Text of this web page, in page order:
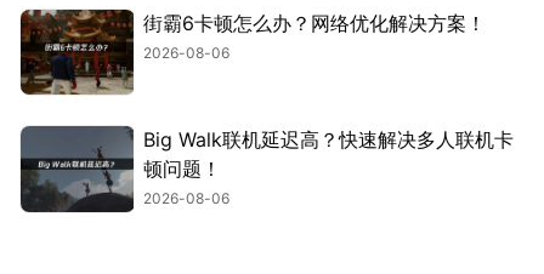
街霸6卡顿怎么办？网络优化解决方案！
2026-08-06
Big Walk联机延迟高？快速解决多人联机卡
顿问题！
2026-08-06